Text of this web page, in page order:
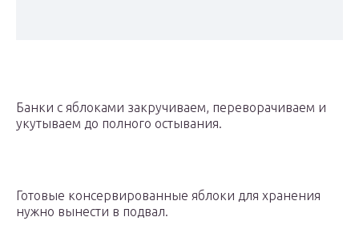
Банки с яблоками закручиваем, переворачиваем и
укутываем до полного остывания.
Готовые консервированные яблоки для хранения
нужно вынести в подвал.